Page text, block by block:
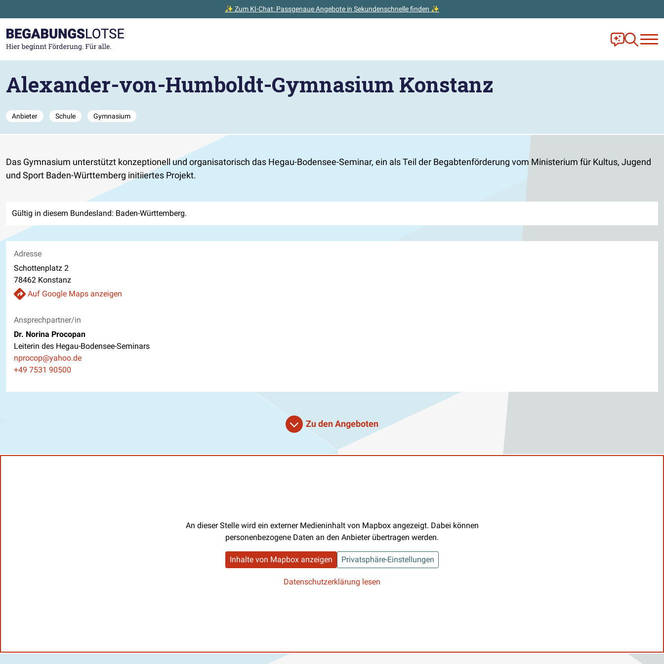
✨ Zum KI-Chat: Passgenaue Angebote in Sekundenschnelle finden ✨
Zur Startseite gehen
Frag Ella!
Zur
Alexander-von-Humboldt-Gymnasium Konstanz
Anbieter Schule Gymnasium
Das Gymnasium unterstützt konzeptionell und organisatorisch das Hegau-Bodensee-Seminar, ein als Teil der Begabtenförderung vom Ministerium für Kultus, Jugend
und Sport Baden-Württemberg initiiertes Projekt.
Gültig in diesem Bundesland: Baden-Württemberg.
Adresse
Schottenplatz 2
78462 Konstanz
Auf Google Maps anzeigen
Ansprechpartner/in
Dr. Norina Procopan
Leiterin des Hegau-Bodensee-Seminars
E-Mail
nprocop@yahoo.de
Telefon
+49 7531 90500
Zu den Angeboten
An dieser Stelle wird ein externer Medieninhalt von Mapbox angezeigt. Dabei können
personenbezogene Daten an den Anbieter übertragen werden.
Inhalte von Mapbox anzeigen Privatsphäre-Einstellungen
Datenschutzerklärung lesen